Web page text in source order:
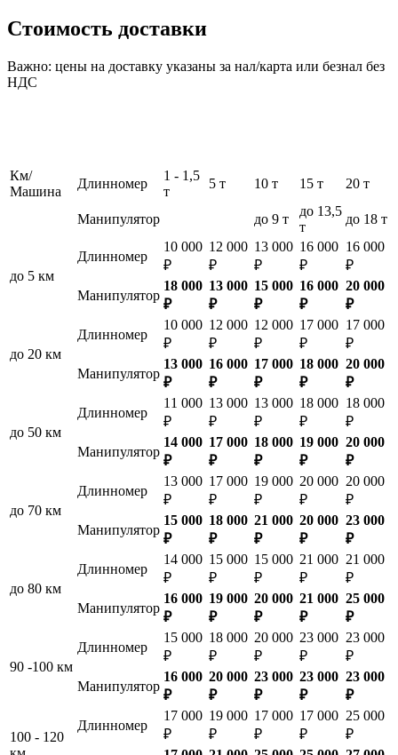
Стоимость доставки
Важно: цены на доставку указаны за нал/карта или безнал без
НДС
Км/
Машина
Длинномер
1 - 1,5
т
5 т 10 т 15 т 20 т
Манипулятор до 9 т
до 13,5
т
до 18 т
до 5 км
Длинномер
10 000
₽
12 000
₽
13 000
₽
16 000
₽
16 000
₽
Манипулятор
18 000
₽
13 000
₽
15 000
₽
16 000
₽
20 000
₽
до 20 км
Длинномер
10 000
₽
12 000
₽
12 000
₽
17 000
₽
17 000
₽
Манипулятор
13 000
₽
16 000
₽
17 000
₽
18 000
₽
20 000
₽
до 50 км
Длинномер
11 000
₽
13 000
₽
13 000
₽
18 000
₽
18 000
₽
Манипулятор
14 000
₽
17 000
₽
18 000
₽
19 000
₽
20 000
₽
до 70 км
Длинномер
13 000
₽
17 000
₽
19 000
₽
20 000
₽
20 000
₽
Манипулятор
15 000
₽
18 000
₽
21 000
₽
20 000
₽
23 000
₽
до 80 км
Длинномер
14 000
₽
15 000
₽
15 000
₽
21 000
₽
21 000
₽
Манипулятор
16 000
₽
19 000
₽
20 000
₽
21 000
₽
25 000
₽
90 -100 км
Длинномер
15 000
₽
18 000
₽
20 000
₽
23 000
₽
23 000
₽
Манипулятор
16 000
₽
20 000
₽
23 000
₽
23 000
₽
23 000
₽
100 - 120
Длинномер
17 000
₽
19 000
₽
17 000
₽
17 000
₽
25 000
₽